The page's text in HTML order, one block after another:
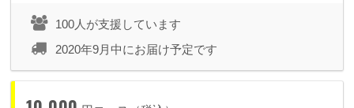
100人が支援しています
2020年9月中にお届け予定です